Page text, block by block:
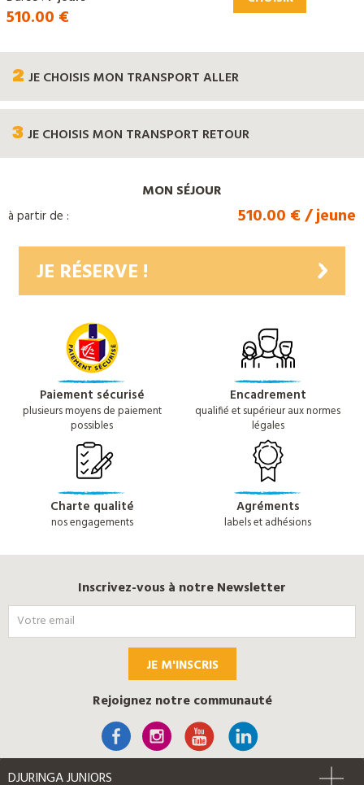
510.00 €
2 JE CHOISISMON TRANSPORT ALLER
3JE CHOISISMON TRANSPORT RETOUR
MON SÉJOUR
à partir de : 510.00 € / jeune
JE RÉSERVE !
Paiement sécurisé
plusieurs moyens de paiement
possibles
Encadrement
qualifié et supérieur aux normes
légales
Charte qualité
nos engagements
Agréments
labels et adhésions
Inscrivez-vous à notre Newsletter
JE M'INSCRIS
Rejoignez notre communauté
DJURINGA JUNIORS